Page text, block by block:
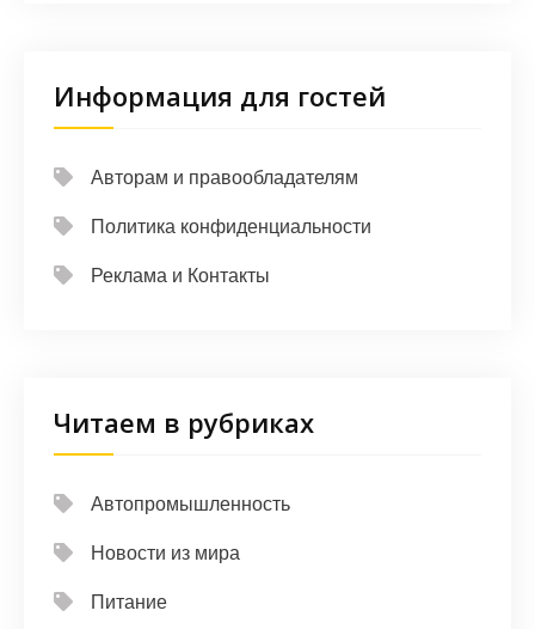
Информация для гостей
Авторам и правообладателям
Политика конфиденциальности
Реклама и Контакты
Читаем в рубриках
Автопромышленность
Новости из мира
Питание